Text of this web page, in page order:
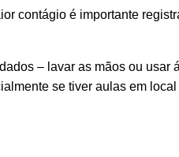
contágio é importante
– lavar as mãos ou usar
se tiver aulas em